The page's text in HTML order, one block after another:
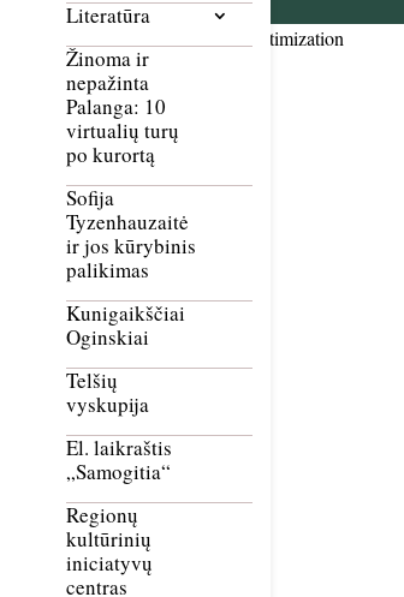
Literatūra
Žinoma ir
nepažinta
Palanga: 10
virtualių turų
po kurortą
Sofija
Tyzenhauzaitė
ir jos kūrybinis
palikimas
Kunigaikščiai
Oginskiai
Telšių
vyskupija
El. laikraštis
„Samogitia“
Regionų
kultūrinių
iniciatyvų
centras
Smush Image Compression and Optimization